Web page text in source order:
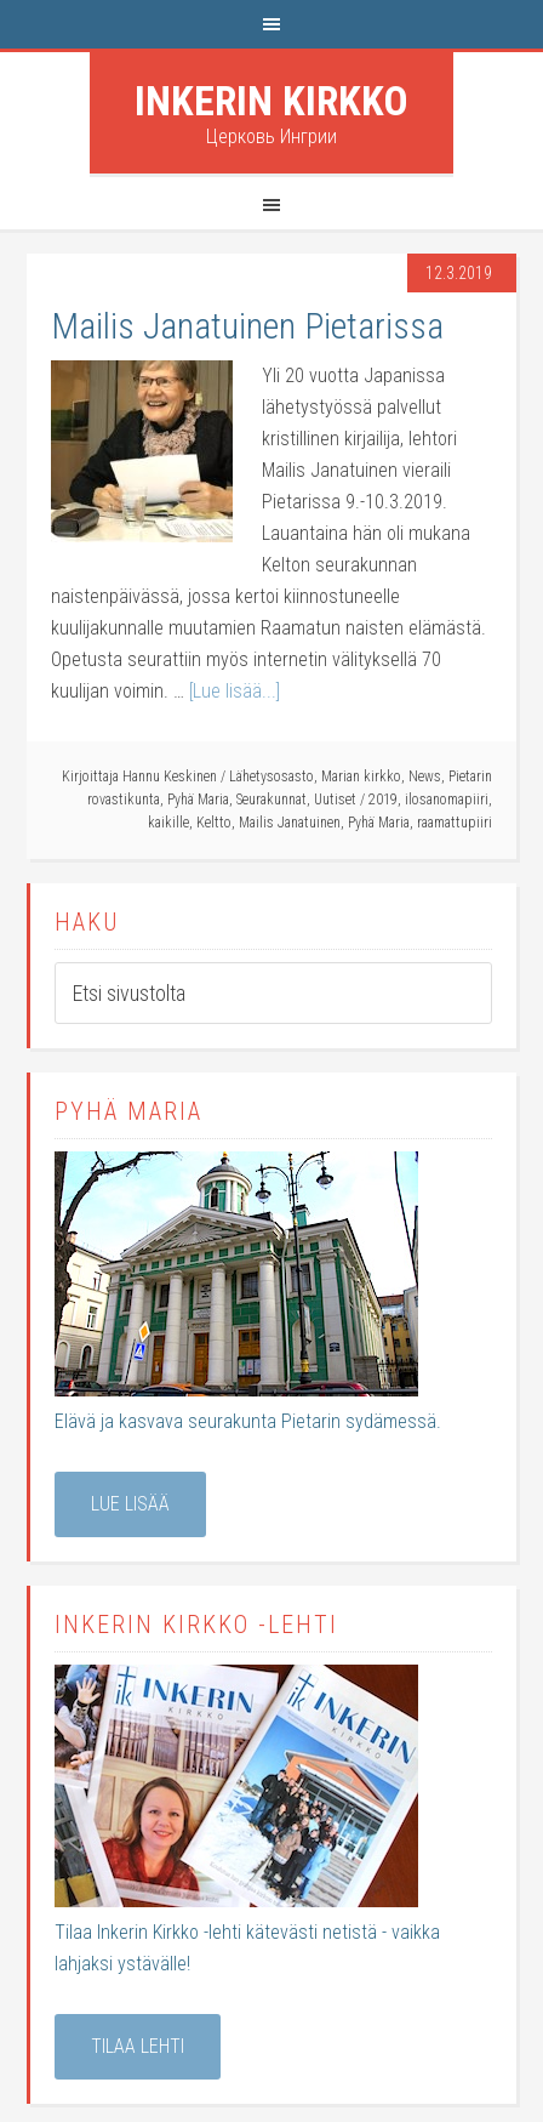
INKERIN KIRKKO
Церковь Ингрии
12.3.2019
Mailis Janatuinen Pietarissa
Yli 20 vuotta Japanissa
lähetystyössä palvellut
kristillinen kirjailija, lehtori
Mailis Janatuinen vieraili
Pietarissa 9.-10.3.2019.
Lauantaina hän oli mukana
Kelton seurakunnan
naistenpäivässä, jossa kertoi kiinnostuneelle
kuulijakunnalle muutamien Raamatun naisten elämästä.
Opetusta seurattiin myös internetin välityksellä 70
kuulijan voimin. … [Lue lisää...]
Kirjoittaja Hannu Keskinen / Lähetysosasto, Marian kirkko, News, Pietarin
rovastikunta, Pyhä Maria, Seurakunnat, Uutiset / 2019, ilosanomapiiri,
kaikille, Keltto, Mailis Janatuinen, Pyhä Maria, raamattupiiri
HAKU
PYHÄ MARIA
Elävä ja kasvava seurakunta Pietarin sydämessä.
LUE LISÄÄ
INKERIN KIRKKO -LEHTI
Tilaa Inkerin Kirkko -lehti kätevästi netistä - vaikka
lahjaksi ystävälle!
TILAA LEHTI